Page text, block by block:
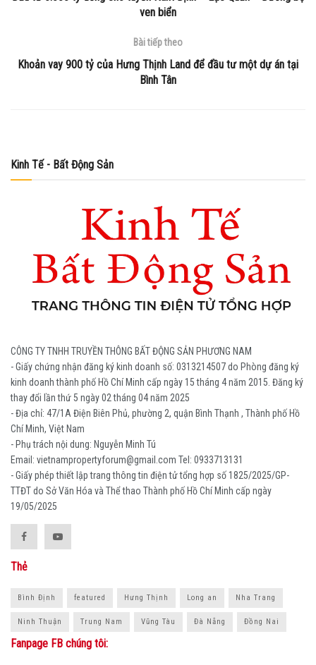
ven biển
Bài tiếp theo
Khoản vay 900 tỷ của Hưng Thịnh Land để đầu tư một dự án tại
Bình Tân
Kinh Tế - Bất Động Sản
CÔNG TY TNHH TRUYỀN THÔNG BẤT ĐỘNG SẢN PHƯƠNG NAM
- Giấy chứng nhận đăng ký kinh doanh số: 0313214507 do Phòng đăng ký
kinh doanh thành phố Hồ Chí Minh cấp ngày 15 tháng 4 năm 2015. Đăng ký
thay đổi lần thứ 5 ngày 02 tháng 04 năm 2025
- Địa chỉ: 47/1A Điện Biên Phủ, phường 2, quận Bình Thạnh , Thành phố Hồ
Chí Minh, Việt Nam
- Phụ trách nội dung: Nguyễn Minh Tú
Email: vietnampropertyforum@gmail.com Tel: ‭0933713131
- Giấy phép thiết lập trang thông tin điện tử tổng hợp số 1825/2025/GP-
TTĐT do Sở Văn Hóa và Thể thao Thành phố Hồ Chí Minh cấp ngày
19/05/2025
Thẻ
Bình Định featured Hưng Thịnh Long an Nha Trang
Ninh Thuận Trung Nam Vũng Tàu Đà Nẵng Đồng Nai
Fanpage FB chúng tôi: